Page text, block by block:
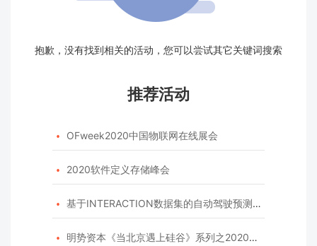
抱歉，没有找到相关的活动，您可以尝试其它关键词搜索
推荐活动
 OFweek2020中国物联网在线展会
 2020软件定义存储峰会
 基于INTERACTION数据集的自动驾驶预测模型挑战赛
 明势资本《当北京遇上硅谷》系列之2020年度开源峰会